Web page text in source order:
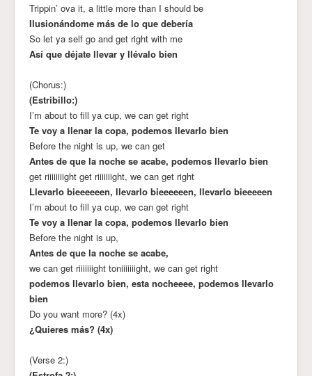
Trippin’ ova it, a little more than I should be
Ilusionándome más de lo que debería
So let ya self go and get right with me
Así que déjate llevar y llévalo bien
(Chorus:)
(Estribillo:)
I’m about to fill ya cup, we can get right
Te voy a llenar la copa, podemos llevarlo bien
Before the night is up, we can get
Antes de que la noche se acabe, podemos llevarlo bien
get riiiiiiiight get riiiiiiight, we can get right
Llevarlo bieeeeeen, llevarlo bieeeeeen, llevarlo bieeeeen
I’m about to fill ya cup, we can get right
Te voy a llenar la copa, podemos llevarlo bien
Before the night is up,
Antes de que la noche se acabe,
we can get riiiiiiight toniiiiiiight, we can get right
podemos llevarlo bien, esta nocheeee, podemos llevarlo
bien
Do you want more? (4x)
¿Quieres más? (4x)
(Verse 2:)